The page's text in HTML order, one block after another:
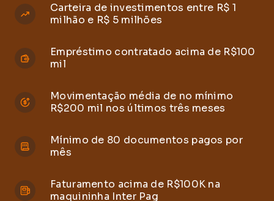
Carteira de investimentos entre R$ 1
milhão e R$ 5 milhões
Empréstimo contratado acima de R$100
mil
Movimentação média de no mínimo
R$200 mil nos últimos três meses
Mínimo de 80 documentos pagos por
mês
Faturamento acima de R$100K na
maquininha Inter Pag